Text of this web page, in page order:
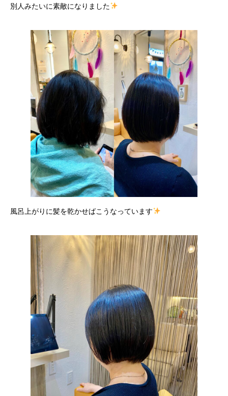
別人みたいに素敵になりました
風呂上がりに髪を乾かせばこうなっています